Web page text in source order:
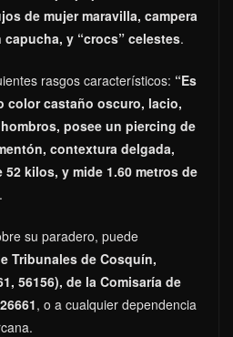
de mujer maravilla, campera
y “crocs” celestes.
rasgos característicos: “Es
color castaño oscuro, lacio,
posee un piercing de
contextura delgada,
kilos, y mide 1.60 metros de
su paradero, puede
Tribunales de Cosquín,
56156), de la Comisaría de
, o a cualquier dependencia